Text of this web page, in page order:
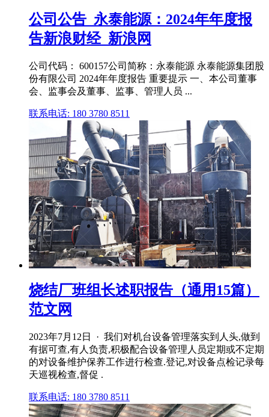
公司公告_永泰能源：2024年年度报
告新浪财经_新浪网
公司代码： 600157公司简称：永泰能源 永泰能源集团股
份有限公司 2024年年度报告 重要提示 一、本公司董事
会、监事会及董事、监事、管理人员 ...
联系电话: 180 3780 8511
烧结厂班组长述职报告（通用15篇）
范文网
2023年7月12日 · 我们对机台设备管理落实到人头,做到
有据可查,有人负责,积极配合设备管理人员定期或不定期
的对设备维护保养工作进行检查.登记,对设备点检记录每
天巡视检查,督促 .
联系电话: 180 3780 8511